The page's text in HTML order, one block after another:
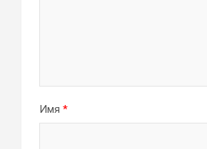
Имя *